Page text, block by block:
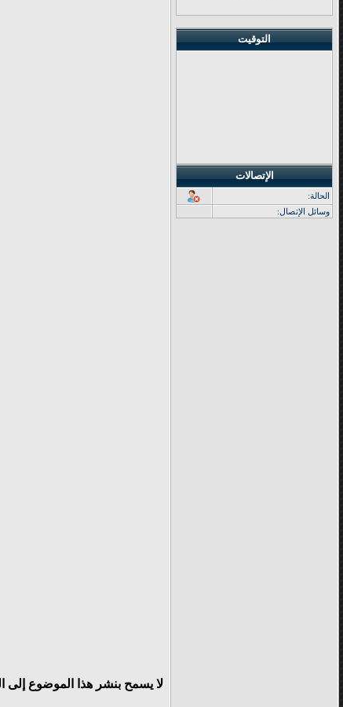
التوقيت
الإتصالات
الحالة:
وسائل الإتصال:
لا يسمح بنشر هذا الموضوع